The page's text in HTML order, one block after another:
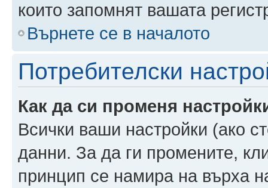
които запомнят вашата
Върнете се в началото
Потребителски
Как да си променя
Всички ваши настройки (ако
данни. За да ги промените,
принцип се намира на върха